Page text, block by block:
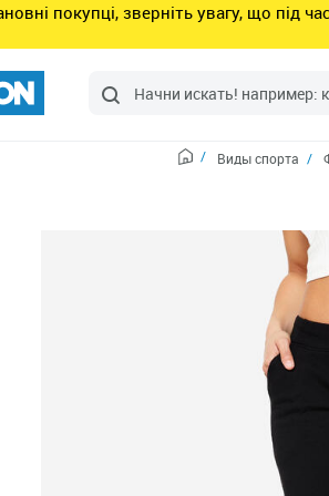
покупці, зверніть увагу, що під
Виды спорта